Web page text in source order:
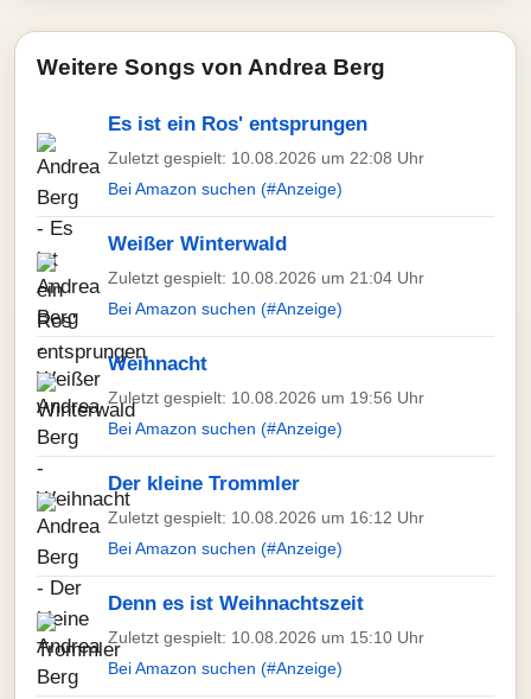
Weitere Songs von Andrea Berg
Es ist ein Ros' entsprungen
Zuletzt gespielt: 10.08.2026 um 22:08 Uhr
Bei Amazon suchen (#Anzeige)
Weißer Winterwald
Zuletzt gespielt: 10.08.2026 um 21:04 Uhr
Bei Amazon suchen (#Anzeige)
Weihnacht
Zuletzt gespielt: 10.08.2026 um 19:56 Uhr
Bei Amazon suchen (#Anzeige)
Der kleine Trommler
Zuletzt gespielt: 10.08.2026 um 16:12 Uhr
Bei Amazon suchen (#Anzeige)
Denn es ist Weihnachtszeit
Zuletzt gespielt: 10.08.2026 um 15:10 Uhr
Bei Amazon suchen (#Anzeige)